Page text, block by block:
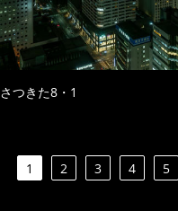
さつきた8・1
1 2 3 4 5